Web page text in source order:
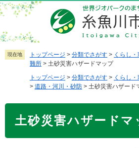
ペ
ー
ジ
の
先
メ
ニ
ュ
ー
を
へ
現在地 トップページ > 分類でさがす > くらし
難所 > 土砂災害ハザードマップ
トップページ > 分類でさがす > くらし
> 道路・河川・砂防 > 土砂災害ハザード
土砂災害ハザードマ